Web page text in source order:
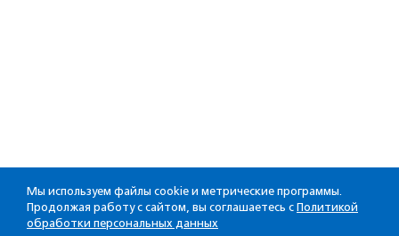
Мы используем файлы cookie и метрические программы.
Продолжая работу с сайтом, вы соглашаетесь с Политикой
обработки персональных данных